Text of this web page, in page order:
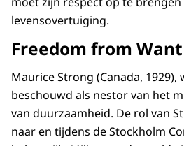
levensovertuiging.
Freedom from Want
Maurice Strong (Canada,
beschouwd als nestor van het
van duurzaamheid. De rol van
naar en tijdens de Stockholm